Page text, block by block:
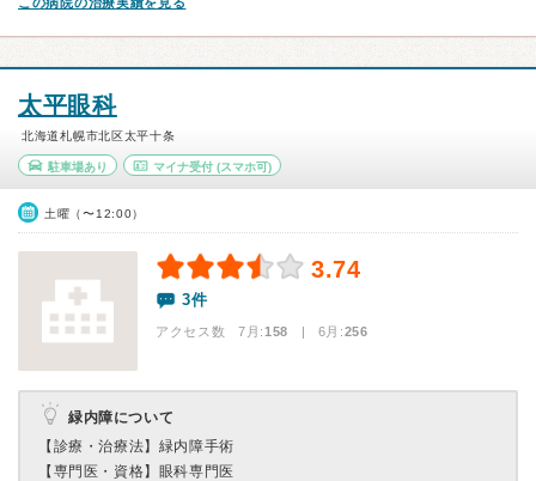
太平眼科
北海道札幌市北区太平十条
駐車場あり マイナ受付(スマホ可)
土曜（〜12:00）
3.74
3件
アクセス数 7月:158 | 6月:256
緑内障について
【診療・治療法】 緑内障手術
【専門医・資格】 眼科専門医